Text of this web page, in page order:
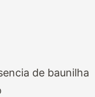
de baunilha